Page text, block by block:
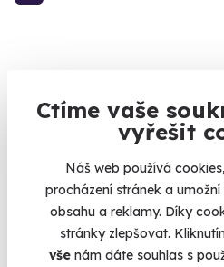
Ctíme vaše
vyřešit
Náš web používá
procházení stránek a
obsahu a reklamy. Díky
stránky zlepšovat.
vše nám dáte souhlas s
KATEGORIE
Zážitkové jízdy
Povolání na zkoušku
Letecké zážitky
Masáže a relaxace
Gurmánské zážitky